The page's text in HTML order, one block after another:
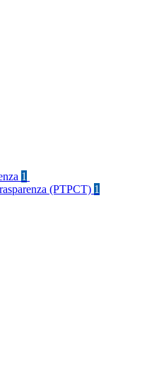
1
(PTPCT) 1